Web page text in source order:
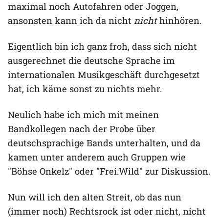
maximal noch Autofahren oder Joggen,
ansonsten kann ich da nicht nichthinhören.
Eigentlich bin ich ganz froh, dass sich nicht
ausgerechnet die deutsche Sprache im
internationalen Musikgeschäft durchgesetzt
hat, ich käme sonst zu nichts mehr.
Neulich habe ich mich mit meinen
Bandkollegen nach der Probe über
deutschsprachige Bands unterhalten, und da
kamen unter anderem auch Gruppen wie
"Böhse Onkelz" oder "Frei.Wild" zur Diskussion.
Nun will ich den alten Streit, ob das nun
(immer noch) Rechtsrock ist oder nicht, nicht